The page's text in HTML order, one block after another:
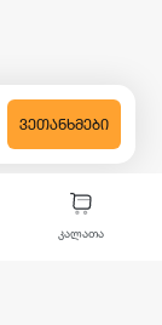
კალათა
ᲕᲔᲗᲐᲜᲮᲛᲔᲑᲘ